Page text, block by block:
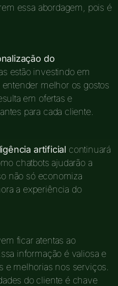
essa abordagem, pois é
do
estão investindo em
melhor os gostos
em ofertas e
para cada cliente.
artificial continuará
chatbots ajudarão a
não só economiza
a experiência do
ficar atentas ao
informação é valiosa e
e melhorias nos serviços.
do cliente é chave